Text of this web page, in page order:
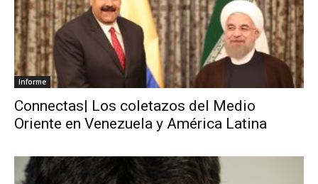
Informe
Connectas| Los coletazos del Medio
Oriente en Venezuela y América Latina